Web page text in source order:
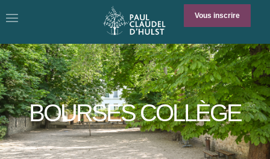
Vous inscrire
BOURSES COLLÈGE